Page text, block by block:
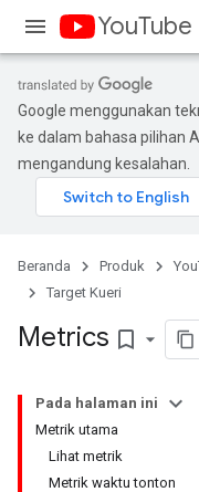
YouTube
Google menggunakan
ke dalam bahasa pilihan
mengandung kesalahan.
Beranda Produk
Target Kueri
Metrics bookmark_border
Pada halaman ini
Metrik utama
Lihat metrik
Metrik waktu tonton